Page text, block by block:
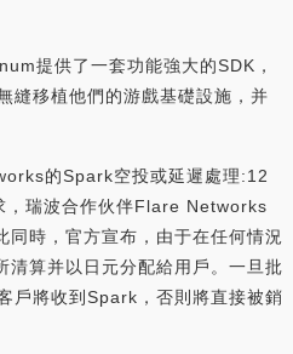
提供了一套功能強大的SDK，
縫移植他們的游戲基礎設施，并
的Spark空投或延遲處理:12
，瑞波合作伙伴Flare Networks
時，官方宣布，由于在任何情況
算并以日元分配給用戶。一旦批
戶將收到Spark，否則將直接被銷